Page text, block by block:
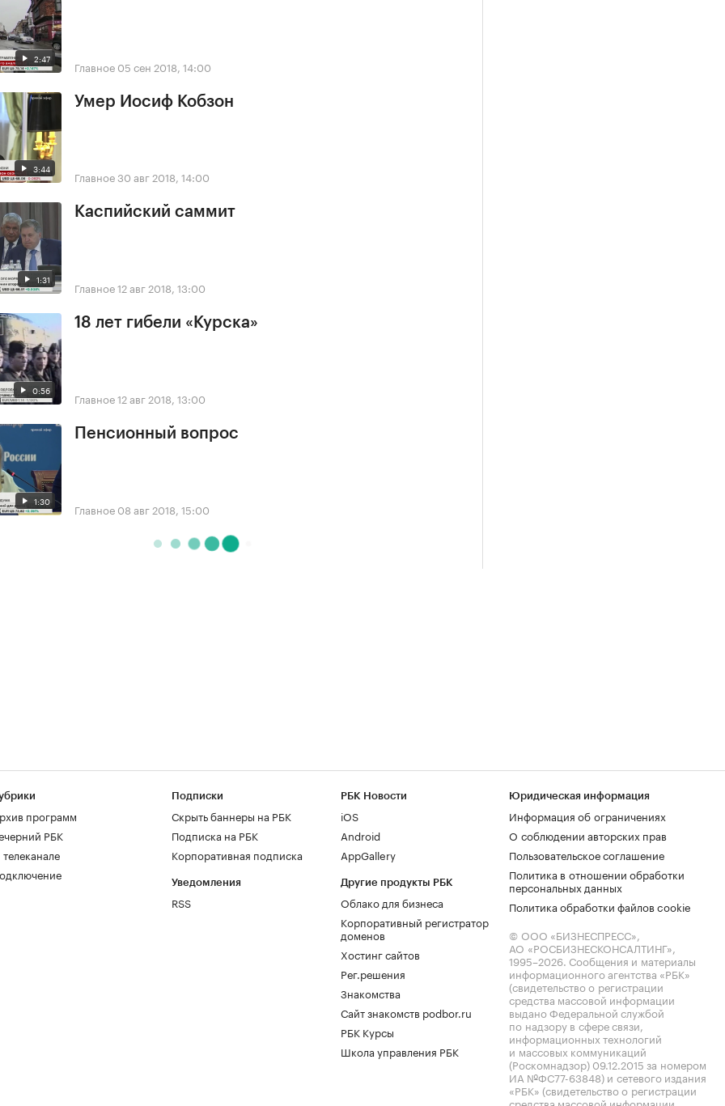
2:47 Главное 05 сен 2018, 14:00
3:44
Умер Иосиф Кобзон
Главное30 авг 2018, 14:00
1:31
Каспийский саммит
Главное12 авг 2018, 13:00
0:56
18 лет гибели «Курска»
Главное12 авг 2018, 13:00
1:30
Пенсионный вопрос
Главное 08 авг 2018, 15:00
программ
РБК
Подписки
Скрыть баннеры на РБК
Подписка на РБК
Корпоративная подписка
Уведомления
RSS
РБК Новости
iOS
Android
AppGallery
Другие продукты РБК
Облако для бизнеса
Корпоративный регистратор
доменов
Хостинг сайтов
Рег.решения
Знакомства
Сайт знакомств podbor.ru
РБК Курсы
Школа управления РБК
Юридическая информация
Информация об ограничениях
О соблюдении авторских прав
Пользовательское соглашение
Политика в отношении обработки
персональных данных
Политика обработки файлов cookie
© ООО «БИЗНЕСПРЕСС»,
АО «РОСБИЗНЕСКОНСАЛТИНГ»,
1995–2026. Сообщения и материалы
информационного агентства «РБК»
(свидетельство о регистрации
средства массовой информации
выдано Федеральной службой
по надзору в сфере связи,
информационных технологий
и массовых коммуникаций
(Роскомнадзор) 09.12.2015 за номером
ИА №ФС77-63848) и сетевого издания
«РБК» (свидетельство о регистрации
средства массовой информации